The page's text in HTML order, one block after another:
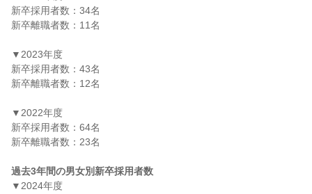
新卒採用者数：34名
新卒離職者数：11名
▼2023年度
新卒採用者数：43名
新卒離職者数：12名
▼2022年度
新卒採用者数：64名
新卒離職者数：23名
過去3年間の男女別新卒採用者数
▼2024年度